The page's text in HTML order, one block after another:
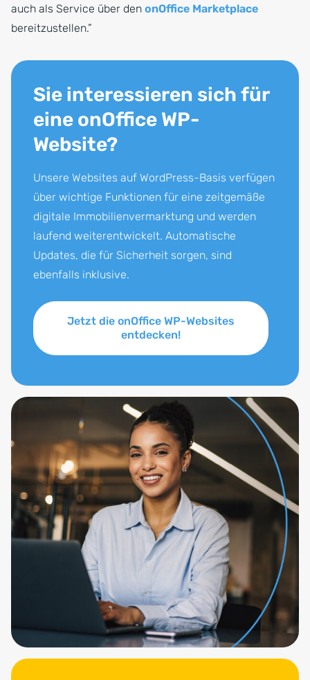
auch als Service über den onOffice Marketplace
bereitzustellen.”
Sie interessieren sich für
eine onOffice WP-
Website?
Unsere Websites auf WordPress-Basis verfügen
über wichtige Funktionen für eine zeitgemäße
digitale Immobilienvermarktung und werden
laufend weiterentwickelt. Automatische
Updates, die für Sicherheit sorgen, sind
ebenfalls inklusive.
Jetzt die onOffice WP-Websites
entdecken!